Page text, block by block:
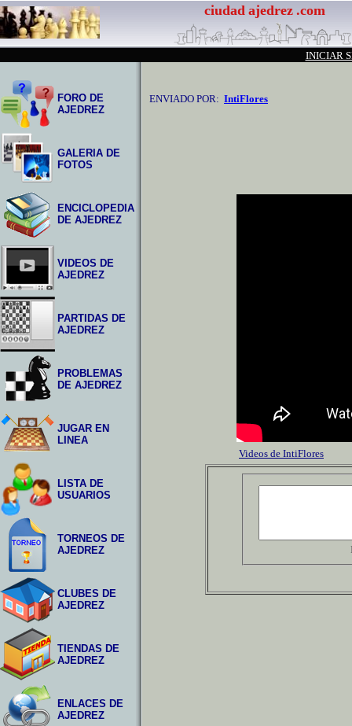
ciudad ajedrez .com
INICIAR
FORO DE
AJEDREZ
GALERIA DE
FOTOS
ENCICLOPEDIA
DE AJEDREZ
VIDEOS DE
AJEDREZ
PARTIDAS DE
AJEDREZ
PROBLEMAS
DE AJEDREZ
JUGAR EN
LINEA
LISTA DE
USUARIOS
TORNEOS DE
AJEDREZ
CLUBES DE
AJEDREZ
TIENDAS DE
AJEDREZ
ENLACES DE
AJEDREZ
ENVIADO POR: IntiFlores
Videos de IntiFlores